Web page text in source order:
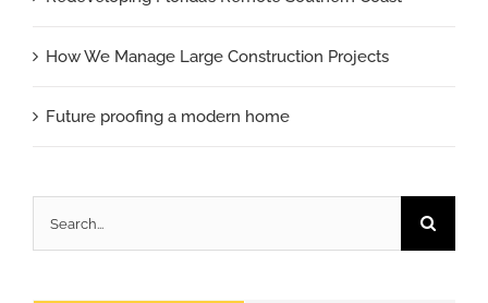
How We Manage Large Construction Projects
Future proofing a modern home
for: